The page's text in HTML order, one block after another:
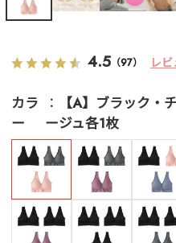
4.5 （97） レ
カラ
ー
【A】ブラック・
ージュ各1枚